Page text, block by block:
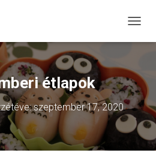
étlapok
szeptember 17, 2020